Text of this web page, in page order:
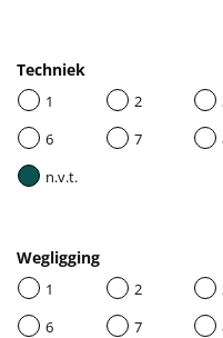
Techniek
1 2
6
7
n.v.t.
Wegligging
1 2
6
7